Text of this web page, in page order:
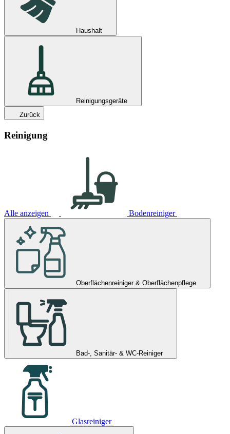
Haushalt
Reinigungsgeräte
Zurück
Reinigung
Alle anzeigen Bodenreiniger
Oberflächenreiniger & Oberflächenpflege
Bad-, Sanitär- & WC-Reiniger
Glasreiniger